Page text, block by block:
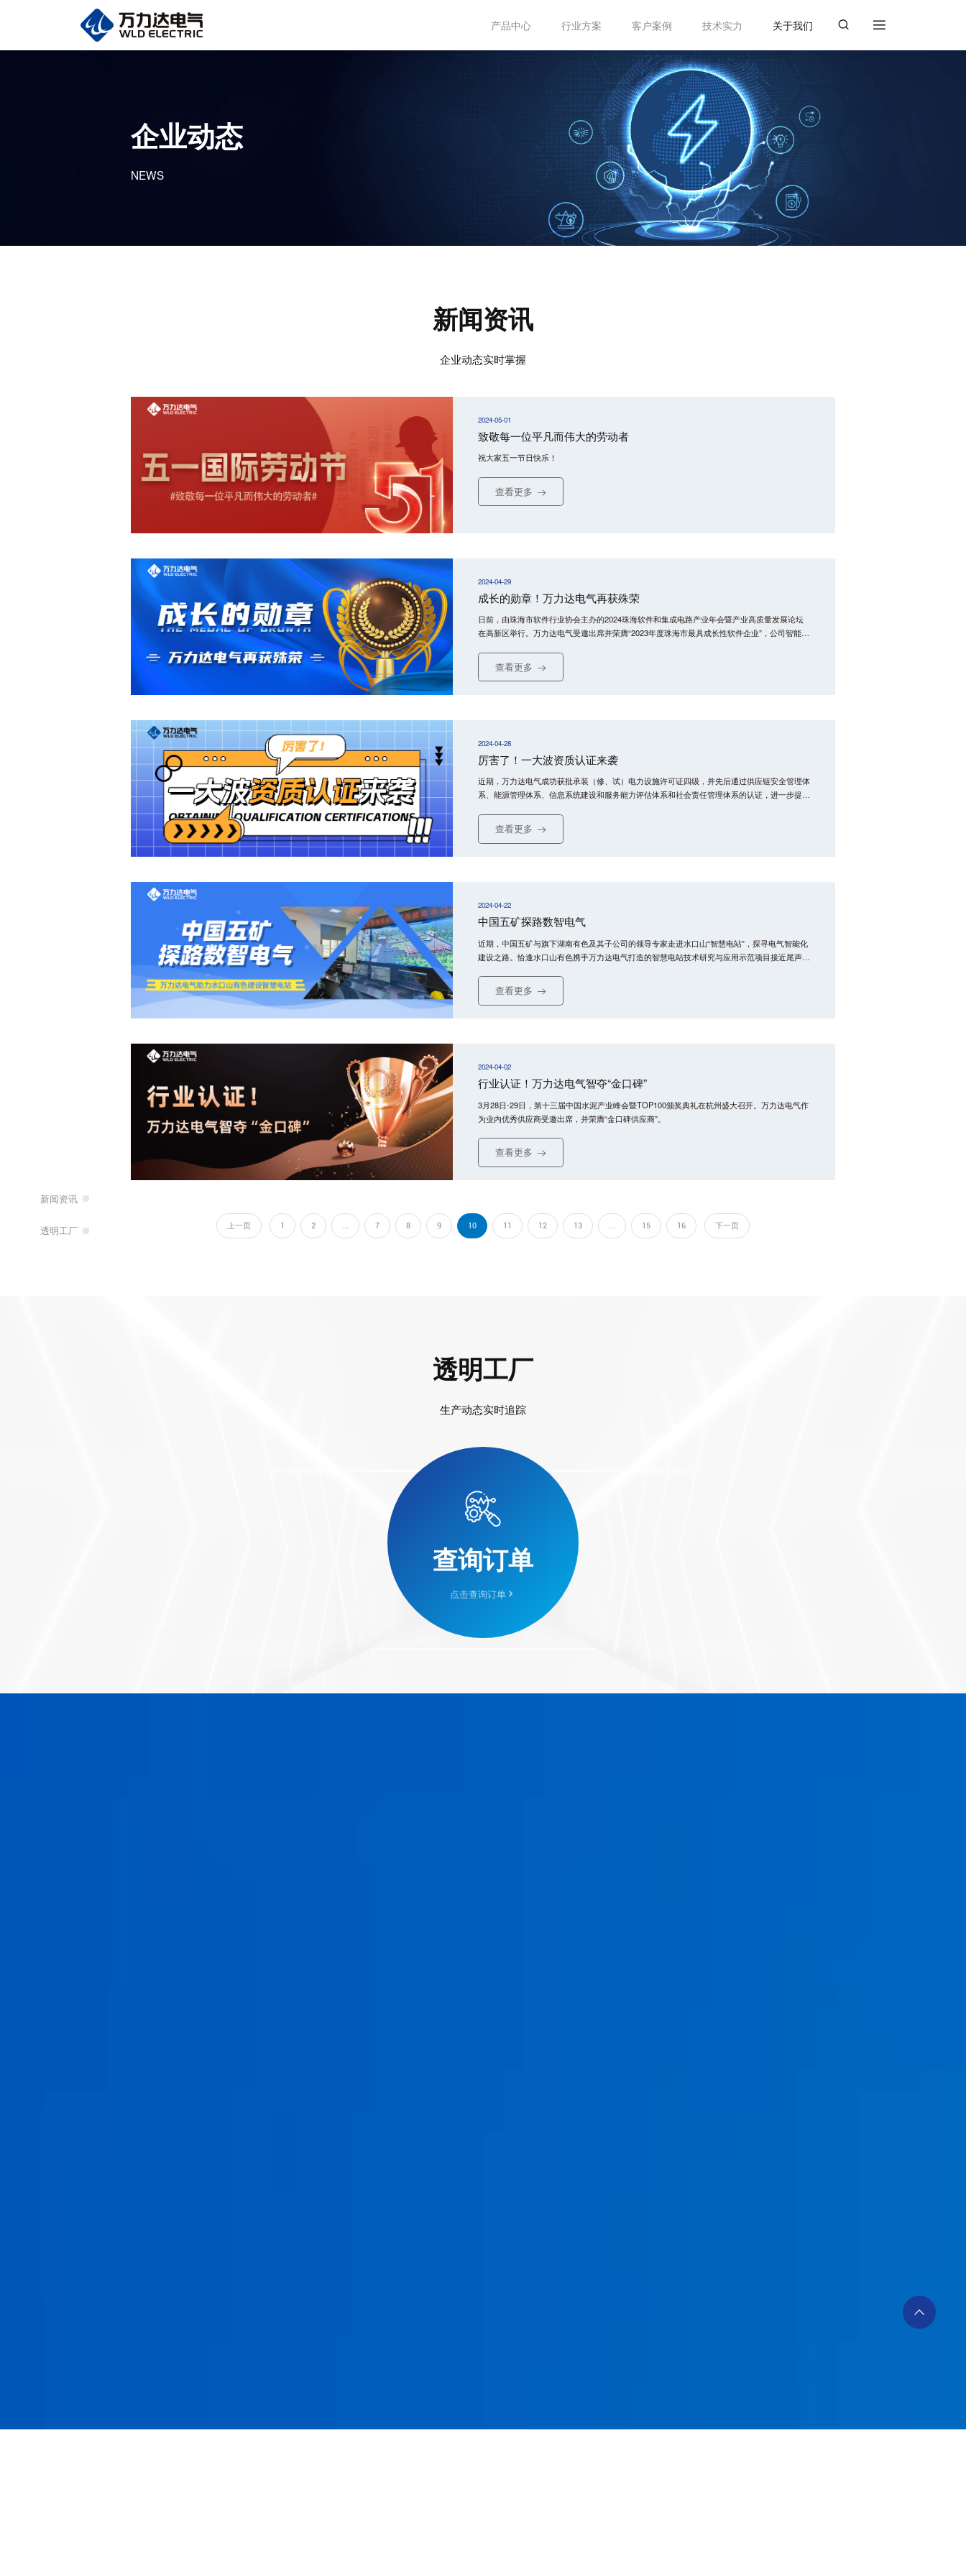
产品中心 行业方案 客户案例 技术实力 关于我们
企业动态
NEWS
新闻资讯
透明工厂
新闻资讯
企业动态实时掌握
2024-05-01
致敬每一位平凡而伟大的劳动者
祝大家五一节日快乐！
查看更多
2024-04-29
成长的勋章！万力达电气再获殊荣
日前，由珠海市软件行业协会主办的2024珠海软件和集成电路产业年会暨产业高质量发展论坛
在高新区举行。万力达电气受邀出席并荣膺“2023年度珠海市最具成长性软件企业”，公司智能化
查看更多
2024-04-28
厉害了！一大波资质认证来袭
近期，万力达电气成功获批承装（修、试）电力设施许可证四级，并先后通过供应链安全管理体
系、能源管理体系、信息系统建设和服务能力评估体系和社会责任管理体系的认证，进一步提升
查看更多
2024-04-22
中国五矿探路数智电气
近期，中国五矿与旗下湖南有色及其子公司的领导专家走进水口山“智慧电站”，探寻电气智能化
建设之路。恰逢水口山有色携手万力达电气打造的智慧电站技术研究与应用示范项目接近尾声，
查看更多
2024-04-02
行业认证！万力达电气智夺“金口碑”
3月28日-29日，第十三届中国水泥产业峰会暨TOP100颁奖典礼在杭州盛大召开。万力达电气作
为业内优秀供应商受邀出席，并荣膺“金口碑供应商”。
查看更多
上一页 1 2 ... 7 8 9 10 11 12 13 ... 15 16 下一页
透明工厂
生产动态实时追踪
查询订单
点击查询订单